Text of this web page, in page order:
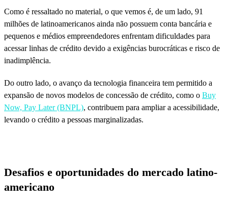
Como é ressaltado no material, o que vemos é, de um lado, 91
milhões de latinoamericanos ainda não possuem conta bancária e
pequenos e médios empreendedores enfrentam dificuldades para
acessar linhas de crédito devido a exigências burocráticas e risco de
inadimplência.
Do outro lado, o avanço da tecnologia financeira tem permitido a
expansão de novos modelos de concessão de crédito, como o Buy
Now, Pay Later (BNPL), contribuem para ampliar a acessibilidade,
levando o crédito a pessoas marginalizadas.
Desafios e oportunidades do mercado latino-
americano